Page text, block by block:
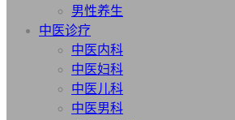
男性养生
中医诊疗
中医内科
中医妇科
中医儿科
中医男科